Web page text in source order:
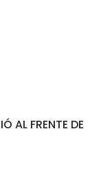
AL FRENTE DE